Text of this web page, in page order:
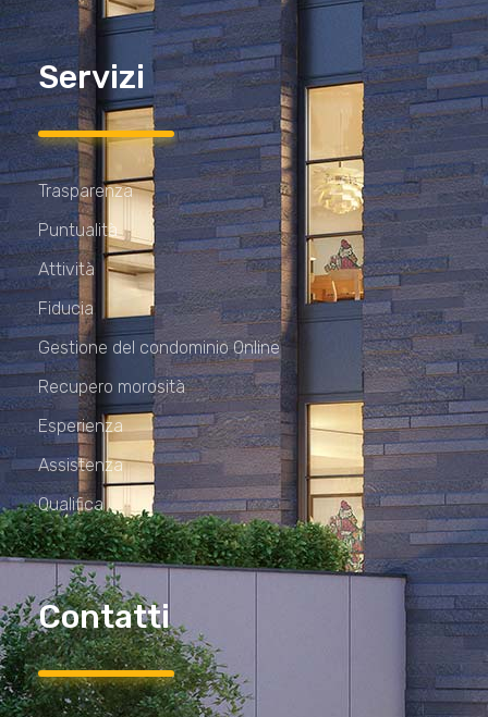
Servizi
Trasparenza
Puntualità
Attività
Fiducia
Gestione del condominio Online
Recupero morosità
Esperienza
Assistenza
Qualifica
Contatti